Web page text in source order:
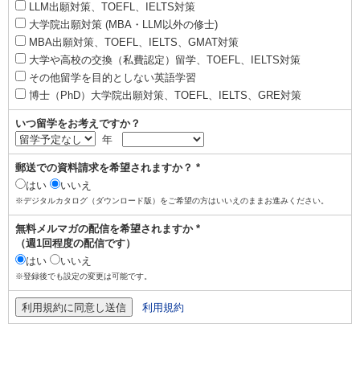
LLM出願対策、TOEFL、IELTS対策
大学院出願対策 (MBA・LLM以外の修士)
MBA出願対策、TOEFL、IELTS、GMAT対策
大学や高校の交換（私費認定）留学、TOEFL、IELTS対策
その他留学を目的としない英語学習
博士（PhD）大学院出願対策、TOEFL、IELTS、GRE対策
いつ留学をお考えですか？
年
郵送での資料請求を希望されますか？ *
はい
いいえ
※デジタルカタログ（ダウンロード版）をご希望の方はいいえのままお進みください。
無料メルマガの配信を希望されますか *
（週1回程度の配信です）
はい
いいえ
※登録後でも設定の変更は可能です。
利用規約